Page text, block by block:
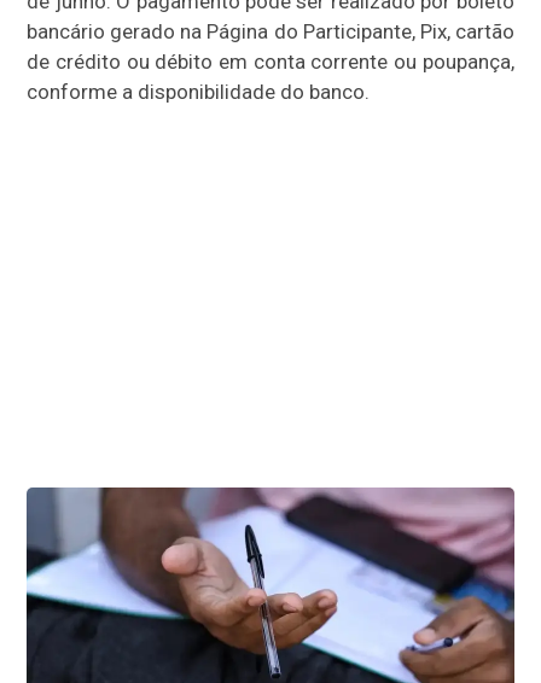
bancário gerado na Página do Participante, Pix, cartão
de crédito ou débito em conta corrente ou poupança,
conforme a disponibilidade do banco.